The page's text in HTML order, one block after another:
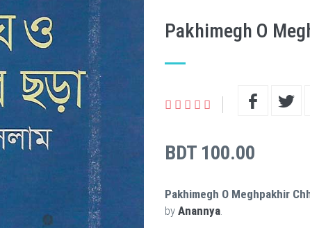
Pakhimegh O
BDT 100.00
Pakhimegh O Meghpakhir
by Anannya.